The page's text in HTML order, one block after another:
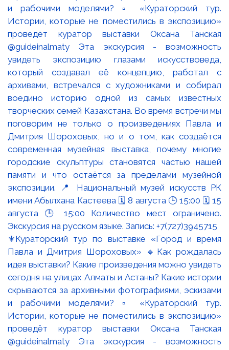
⚜️Кураторский тур по выставке «Город и время
Павла и Дмитрия Шороховых» 🔹Как рождалась
идея выставки? Какие произведения можно увидеть
сегодня на улицах Алматы и Астаны? Какие истории
скрываются за архивными фотографиями, эскизами
и рабочими моделями? ▫️ «Кураторский тур.
Истории, которые не поместились в экспозицию»
проведёт куратор выставки Оксана Танская
@guideinalmaty Эта экскурсия - возможность